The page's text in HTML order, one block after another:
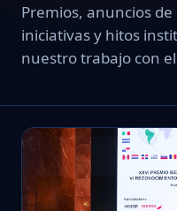
Premios, anuncios
iniciativas y hitos
nuestro trabajo con